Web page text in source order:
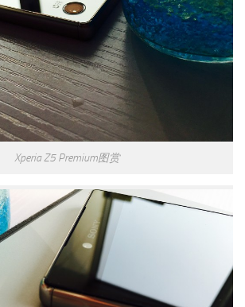
Xperia Z5 Premium图赏